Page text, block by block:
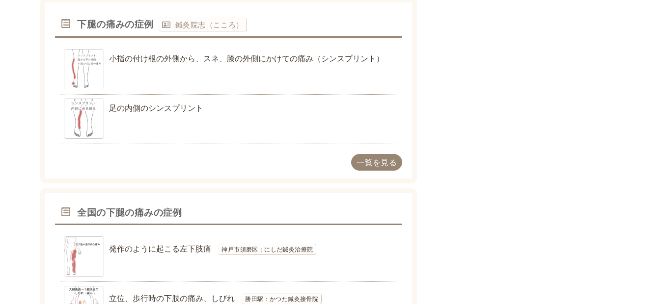
下腿の痛みの症例 鍼灸院志（こころ）
小指の付け根の外側から、スネ、膝の外側にかけての痛み（シンスプリント）
足の内側のシンスプリント
一覧を見る
全国の下腿の痛みの症例
発作のように起こる左下肢痛 神戸市須磨区：にしだ鍼灸治療院
立位、歩行時の下肢の痛み、しびれ 勝田駅：かつた鍼灸接骨院